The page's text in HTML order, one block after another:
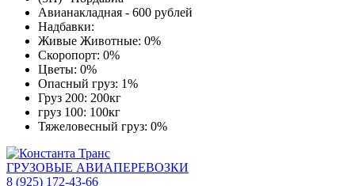
Авианакладная - 600 рублей
Надбавки:
Живые Животные: 0%
Скоропорт: 0%
Цветы: 0%
Опасный груз: 1%
Груз 200: 200кг
груз 100: 100кг
Тяжеловесный груз: 0%
ГРУЗОВЫЕ АВИАПЕРЕВОЗКИ
8 (925) 172-43-66